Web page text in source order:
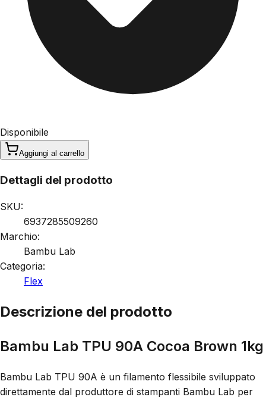
Disponibile
Aggiungi al carrello
Dettagli del prodotto
SKU:
6937285509260
Marchio:
Bambu Lab
Categoria:
Flex
Descrizione del prodotto
Bambu Lab TPU 90A Cocoa Brown 1kg
Bambu Lab TPU 90A è un filamento flessibile sviluppato
direttamente dal produttore di stampanti Bambu Lab per